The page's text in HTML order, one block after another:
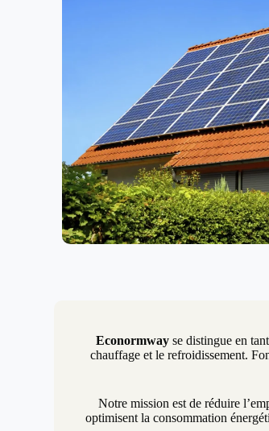
Econormwayse distingue en
chauffage et le refroidissement.
Notre mission est de réduire
optimisent la consommation